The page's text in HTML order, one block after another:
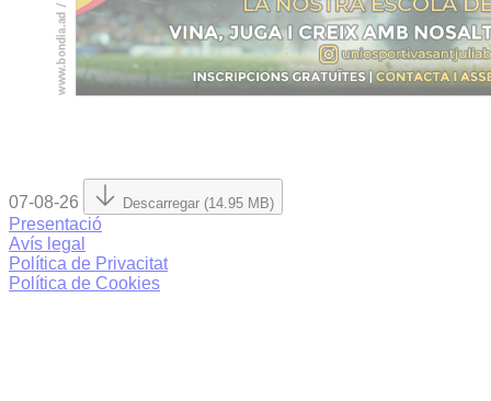
07-08-26 Descarregar (14.95 MB)
Presentació
Avís legal
Política de Privacitat
Política de Cookies